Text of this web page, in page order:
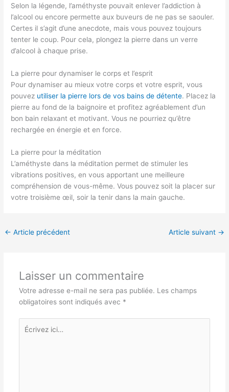
Selon la légende, l’améthyste pouvait enlever l’addiction à
l’alcool ou encore permette aux buveurs de ne pas se saouler.
Certes il s’agit d’une anecdote, mais vous pouvez toujours
tenter le coup. Pour cela, plongez la pierre dans un verre
d’alcool à chaque prise.
La pierre pour dynamiser le corps et l’esprit
Pour dynamiser au mieux votre corps et votre esprit, vous
pouvez utiliser la pierre lors de vos bains de détente. Placez la
pierre au fond de la baignoire et profitez agréablement d’un
bon bain relaxant et motivant. Vous ne pourriez qu’être
rechargée en énergie et en force.
La pierre pour la méditation
L’améthyste dans la méditation permet de stimuler les
vibrations positives, en vous apportant une meilleure
compréhension de vous-même. Vous pouvez soit la placer sur
votre troisième œil, soir la tenir dans la main gauche.
← Article précédent Article suivant →
Laisser un commentaire
Votre adresse e-mail ne sera pas publiée. Les champs
obligatoires sont indiqués avec *
Écrivez
ici…